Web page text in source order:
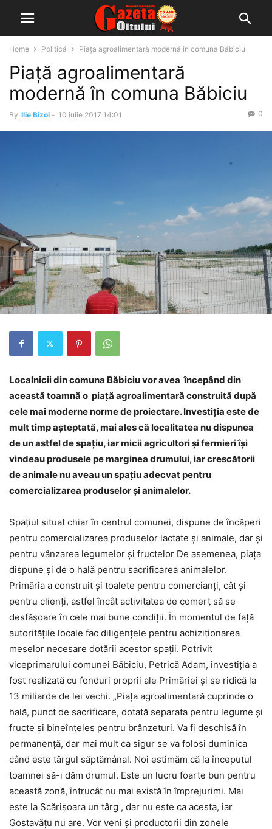
Home Politică Piață agroalimentară modernă în comuna Băbiciu
Piață agroalimentară
modernă în comuna Băbiciu
By Ilie Bîzoi - 10 iulie 2017 14:01 0
Localnicii din comuna Băbiciu vor avea începând din
această toamnă o piață agroalimentară construită după
cele mai moderne norme de proiectare. Investiția este de
mult timp așteptată, mai ales că localitatea nu dispunea
de un astfel de spațiu, iar micii agricultori și fermieri își
vindeau produsele pe marginea drumului, iar crescătorii
de animale nu aveau un spațiu adecvat pentru
comercializarea produselor și animalelor.
Spațiul situat chiar în centrul comunei, dispune de încăperi
pentru comercializarea produselor lactate și animale, dar şi
pentru vânzarea legumelor şi fructelor De asemenea, piața
dispune și de o hală pentru sacrificarea animalelor.
Primăria a construit și toalete pentru comercianți, cât și
pentru clienți, astfel încât activitatea de comerț să se
desfășoare în cele mai bune condiții. În momentul de faţă
autorităţile locale fac diligenţele pentru achiziţionarea
meselor necesare dotării acestor spaţii. Potrivit
viceprimarului comunei Băbiciu, Petrică Adam, investiţia a
fost realizată cu fonduri proprii ale Primăriei şi se ridică la
13 miliarde de lei vechi. „Piaţa agroalimentară cuprinde o
hală, punct de sacrificare, dotată separata pentru legume şi
fructe şi bineînţeles pentru brânzeturi. Va fi deschisă în
permanenţă, dar mai mult ca sigur se va folosi duminica
când este târgul săptămânal. Noi estimăm că la începutul
toamnei să-i dăm drumul. Este un lucru foarte bun pentru
această zonă, întrucât nu mai există în împrejurimi. Mai
este la Scărişoara un târg , dar nu este ca acesta, iar
Gostavăţu nu are. Vor veni şi productorii din zonele